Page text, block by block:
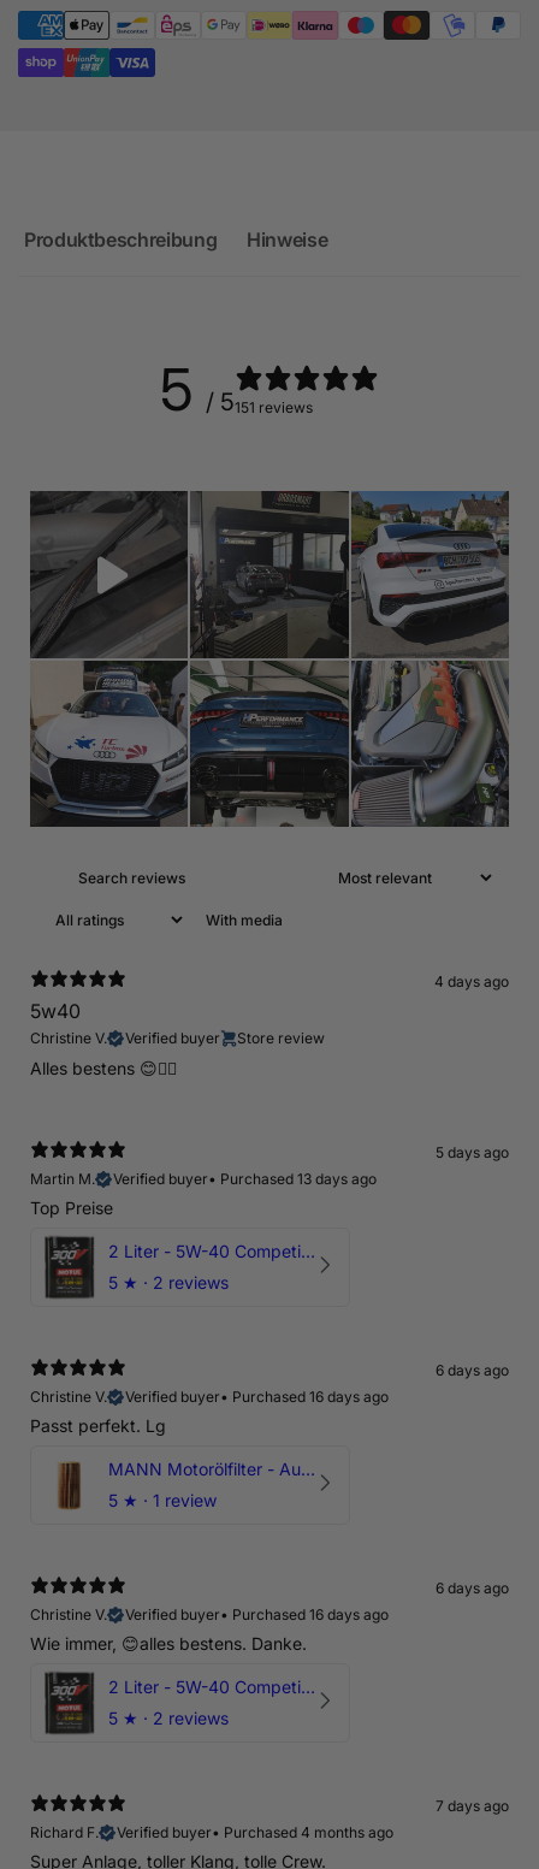
Produktbeschreibung Hinweise
5 / 5151 reviews
With media
4 days ago
5w40
Christine V. Verified buyer Store review
Alles bestens 😊👍🏻
5 days ago
Martin M.
Verified buyer• Purchased 13 days ago
Top Preise
2 Liter - 5W-40 Competition 300V Motul Motoröl
5 ★ · 2 reviews
6 days ago
Christine V.
Verified buyer• Purchased 16 days ago
Passt perfekt. Lg
MANN Motorölfilter - Audi RS3 TTRS RSQ3 VZ5 - DAZ DNW
5 ★ · 1 review
6 days ago
Christine V.
Verified buyer• Purchased 16 days ago
Wie immer, 😊alles bestens. Danke.
2 Liter - 5W-40 Competition 300V Motul Motoröl
5 ★ · 2 reviews
7 days ago
Richard F.
Verified buyer• Purchased 4 months ago
Super Anlage, toller Klang, tolle Crew.